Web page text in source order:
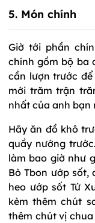
5. Món chính
Giờ tới phần
chính gồm bộ ba
cần lượn trước
mới trăm trận
nhất của anh bạn
Hãy ăn đồ khô
quầy nướng
làm bao giờ như
Bò Tbon ướp sốt,
heo ướp sốt Tứ
kèm thêm chút
thêm chút vị